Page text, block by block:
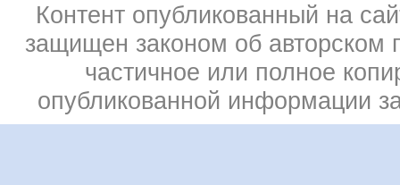
Контент опубликованный на
защищен законом об авторском
частичное или полное
опубликованной информации